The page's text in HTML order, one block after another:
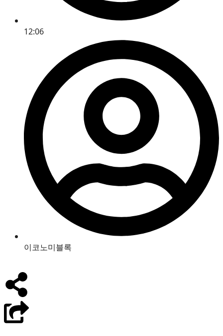
12:06
이코노미블록